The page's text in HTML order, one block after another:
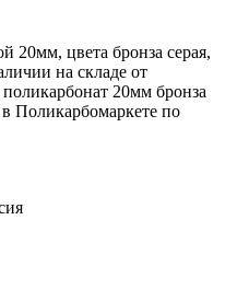
20мм, цвета бронза серая,
на складе от
20мм бронза
в Поликарбомаркете по